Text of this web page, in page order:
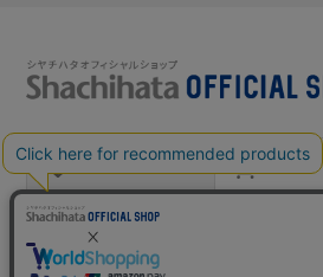
新規会員登録 カート
ショッピングガイド
特定商取引法に基
プライバシーポ